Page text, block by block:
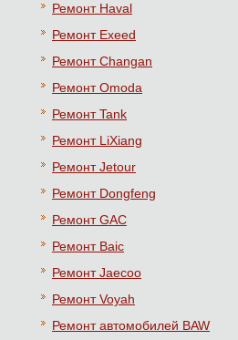
Ремонт Haval
Ремонт Exeed
Ремонт Changan
Ремонт Omoda
Ремонт Tank
Ремонт LiXiang
Ремонт Jetour
Ремонт Dongfeng
Ремонт GAC
Ремонт Baic
Ремонт Jaecoo
Ремонт Voyah
Ремонт автомобилей BAW